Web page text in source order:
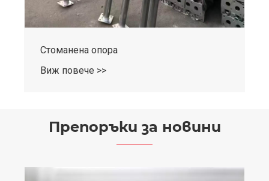
Стоманена опора
Виж повече >>
Препоръки за новини